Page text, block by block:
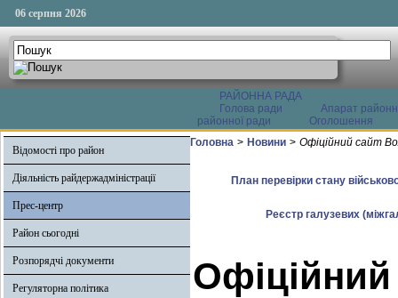
06 серпня 2026
РАЙОННА РАДА
Голова ради
Апарат
районної ради
Оголошення
Відомості про район
Діяльність райдержадміністрації
Прес-центр
Район сьогодні
Розпорядчі документи
Регуляторна політика
Головна > Новини > Офіційний сайт
План перевірки стану
Реєстр галузевих